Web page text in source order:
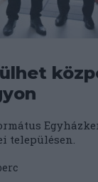
településen.